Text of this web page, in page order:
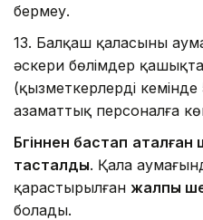
бермеу.
13. Балқаш қаласының
әскери бөлімдер
(қызметкерлердің
азаматтық персоналға
Бүгіннен бастап аталған
тасталды. Қала
қарастырылған жалпы
болады.